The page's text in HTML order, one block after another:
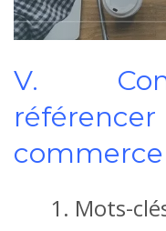
V.
commerce
1. Mots-